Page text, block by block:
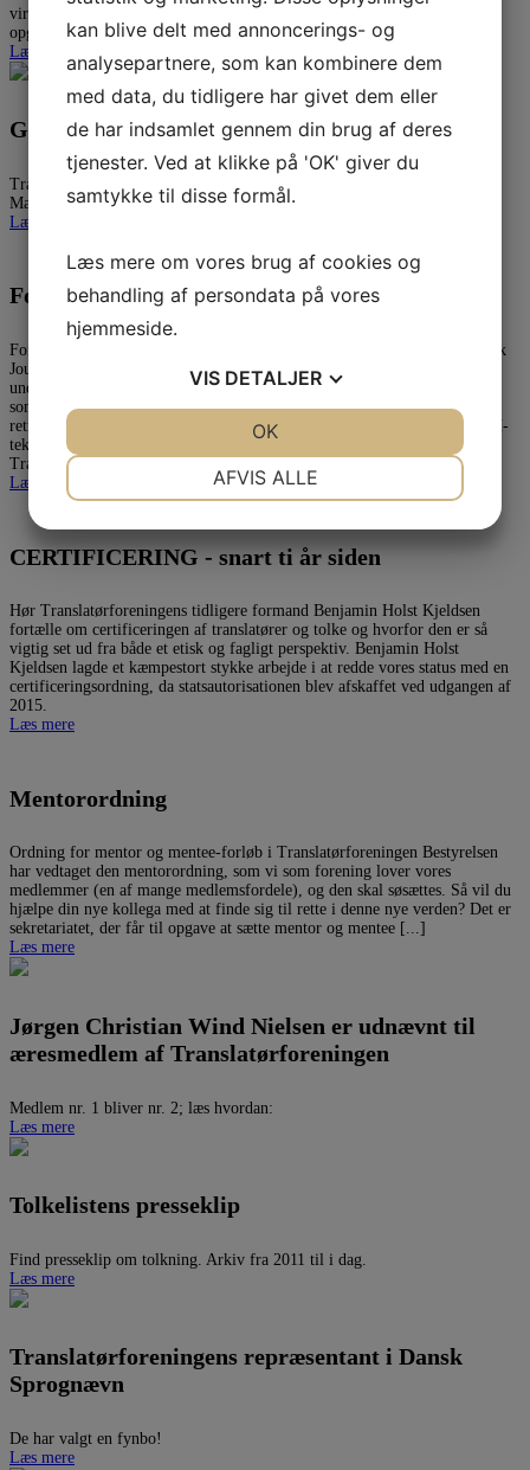
virkelig godt og gav en god markedsstemning. Som tidligere tilbød vi
opgaver a la krydsord til børn og voksne for at [...]
Læs mere
Generalforsamling maj 2026 - ny formand
Translatørforeningen afholdt i maj 2026 generalforsamling hos Dansk
Magisterforening....
Læs mere
Forum for Billedmedieoversættere (FBO)
Forum for Billedmedieoversættere (FBO) – en specialgruppe under Dansk
Journalistforbund – har tidligere udarbejdet retningslinjer for
undertekstning af fremmedsprog til dansk, som Translatørforeningen står
som anbefalere af. Nu har FBO udarbejdet en række supplerende
retningslinjer for undertekstning i Danmark, nemlig retningslinjer for TH-
tekster, hvilket vil sige dansk-dansk-tekster eller døvetekster, som
Translatørforeningen også står som anbefalere [...]
Læs mere
CERTIFICERING - snart ti år siden
Hør Translatørforeningens tidligere formand Benjamin Holst Kjeldsen
fortælle om certificeringen af translatører og tolke og hvorfor den er så
vigtig set ud fra både et etisk og fagligt perspektiv. Benjamin Holst
Kjeldsen lagde et kæmpestort stykke arbejde i at redde vores status med en
certificeringsordning, da statsautorisationen blev afskaffet ved udgangen af
2015.
Læs mere
Mentorordning
Ordning for mentor og mentee-forløb i Translatørforeningen Bestyrelsen
har vedtaget den mentorordning, som vi som forening lover vores
medlemmer (en af mange medlemsfordele), og den skal søsættes. Så vil du
hjælpe din nye kollega med at finde sig til rette i denne nye verden? Det er
sekretariatet, der får til opgave at sætte mentor og mentee [...]
Læs mere
Jørgen Christian Wind Nielsen er udnævnt til
æresmedlem af Translatørforeningen
Medlem nr. 1 bliver nr. 2; læs hvordan:
Læs mere
Tolkelistens presseklip
Find presseklip om tolkning. Arkiv fra 2011 til i dag.
Læs mere
Translatørforeningens repræsentant i Dansk
Sprognævn
De har valgt en fynbo!
Læs mere
kan blive delt med annoncerings- og
analysepartnere, som kan kombinere dem
med data, du tidligere har givet dem eller
de har indsamlet gennem din brug af deres
tjenester. Ved at klikke på 'OK' giver du
samtykke til disse formål.
Læs mere om vores brug af cookies og
behandling af persondata på vores
hjemmeside.
VIS DETALJER
MARKETING STATISTIK
AFVIS ALLE
OK